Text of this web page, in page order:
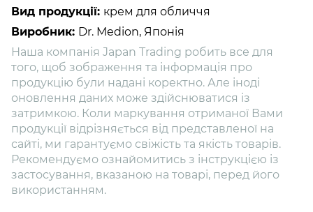
Вид продукції: крем для обличчя
Виробник: Dr. Medion, Японія
Наша компанія Japan Trading робить все для
того, щоб зображення та інформація про
продукцію були надані коректно. Але іноді
оновлення даних може здійснюватися із
затримкою. Коли маркування отриманої Вами
продукції відрізняється від представленої на
сайті, ми гарантуємо свіжість та якість товарів.
Рекомендуємо ознайомитись з інструкцією із
застосування, вказаною на товарі, перед його
використанням.